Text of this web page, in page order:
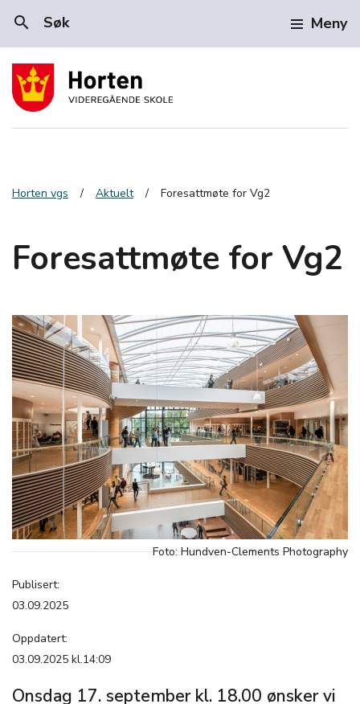
search Søk Meny
Horten vgs Aktuelt Foresattmøte for Vg2
Foresattmøte for Vg2
Foto: Hundven-Clements Photography
Publisert:
03.09.2025
Oppdatert:
03.09.2025 kl.14:09
Onsdag 17. september kl. 18.00 ønsker vi